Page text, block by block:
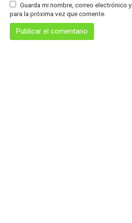
Guarda mi nombre, correo electrónico
para la próxima vez que comente.